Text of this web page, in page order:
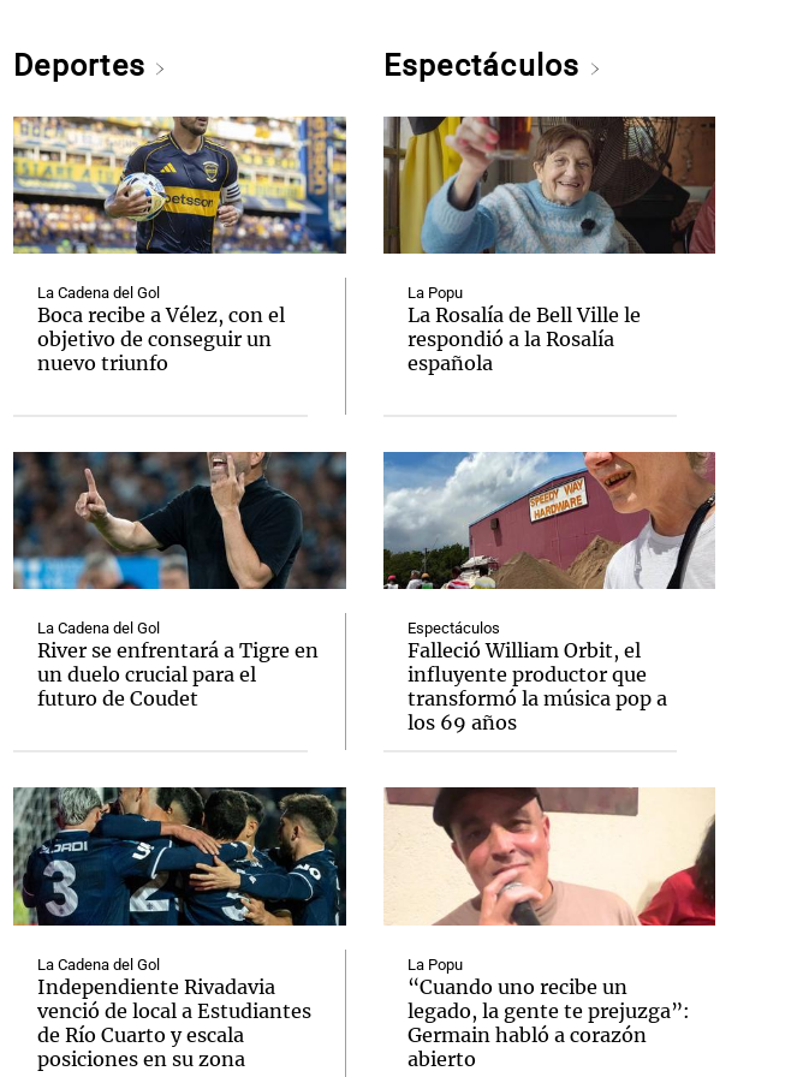
Deportes
La Cadena del Gol
Boca recibe a Vélez, con el
objetivo de conseguir un
nuevo triunfo
La Cadena del Gol
River se enfrentará a Tigre en
un duelo crucial para el
futuro de Coudet
La Cadena del Gol
Independiente Rivadavia
venció de local a Estudiantes
de Río Cuarto y escala
posiciones en su zona
Espectáculos
La Popu
La Rosalía de Bell Ville le
respondió a la Rosalía
española
Espectáculos
Falleció William Orbit, el
influyente productor que
transformó la música pop a
los 69 años
La Popu
“Cuando uno recibe un
legado, la gente te prejuzga”:
Germain habló a corazón
abierto
Arequito Cadena 3 en Groenlandia
Notas